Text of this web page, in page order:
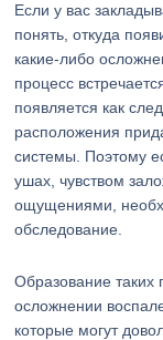
Если у вас
понять, откуда
какие-либо
процесс
появляется как
расположения
системы. Поэтому
ушах, чувством
ощущениями,
обследование.
Образование таких
осложнении
которые могут